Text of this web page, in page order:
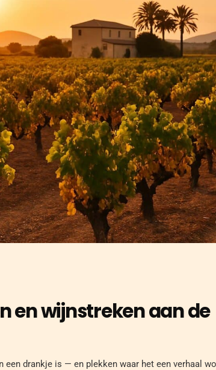
en wijnstreken aan de
een drankje is — en plekken waar het een verhaal